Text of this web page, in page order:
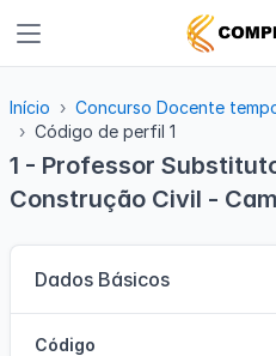
Início
Concurso Docente
Código de perfil 1
1 - Professor
Construção Civil -
Dados Básicos
Código